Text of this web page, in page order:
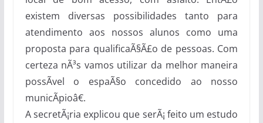
existem diversas possibilidades tanto para
atendimento aos nossos alunos como uma
proposta para qualificaÃ§Ã£o de pessoas. Com
certeza nÃ³s vamos utilizar da melhor maneira
possÃ­vel o espaÃ§o concedido ao nosso
municÃ­pioâ€.
A secretÃ¡ria explicou que serÃ¡ feito um estudo